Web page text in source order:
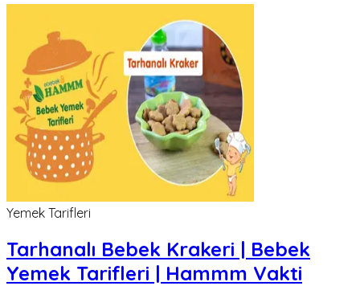
Yemek Tarifleri
Tarhanalı Bebek Krakeri | Bebek
Yemek Tarifleri | Hammm Vakti